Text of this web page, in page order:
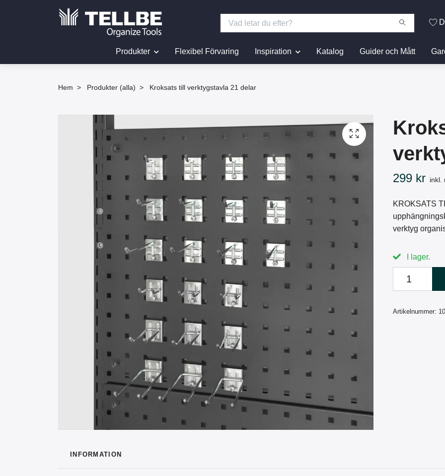
Produkter Flexibel Förvaring Inspiration Katalog Guider och Mått
Hem Produkter (alla) Kroksats till verktygstavla 21 delar
299 kr inkl.
KROKSATS
verktyg
I lager.
Artikelnummer:
INFORMATION